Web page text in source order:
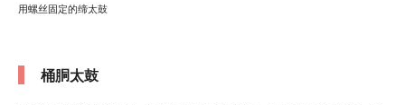
用螺丝固定的缔太鼓
桶胴太鼓